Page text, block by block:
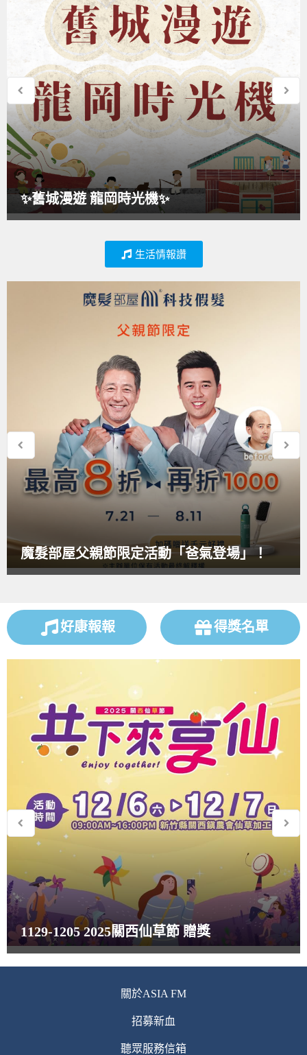
✨舊城漫遊 龍岡時光機✨
生活情報讚
魔髮部屋父親節限定活動「爸氣登場」！
好康報報 得獎名單
1129-1205 2025關西仙草節 贈獎
關於ASIA FM
招募新血
聽眾服務信箱